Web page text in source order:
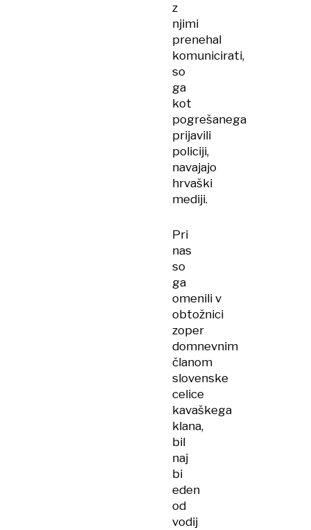
z
njimi
prenehal
komunicirati,
so
ga
kot
pogrešanega
prijavili
policiji,
navajajo
hrvaški
mediji.
Pri
nas
so
ga
omenili v
obtožnici
zoper
domnevnim
članom
slovenske
celice
kavaškega
klana,
bil
naj
bi
eden
od
vodij